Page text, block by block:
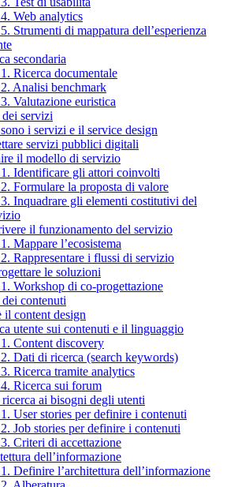
Web analytics
Strumenti di mappatura dell’esperienza
secondaria
Ricerca documentale
Analisi benchmark
Valutazione euristica
servizi
i servizi e il service design
servizi pubblici digitali
il modello di servizio
Identificare gli attori coinvolti
Formulare la proposta di valore
Inquadrare gli elementi costitutivi del
il funzionamento del servizio
Mappare l’ecosistema
Rappresentare i flussi di servizio
le soluzioni
Workshop di co-progettazione
contenuti
il content design
utente sui contenuti e il linguaggio
Content discovery
Dati di ricerca (search keywords)
Ricerca tramite analytics
Ricerca sui forum
ai bisogni degli utenti
User stories per definire i contenuti
Job stories per definire i contenuti
Criteri di accettazione
dell’informazione
Definire l’architettura dell’informazione